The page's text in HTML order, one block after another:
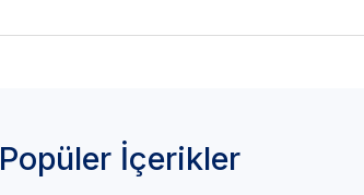
Popüler İçerikler